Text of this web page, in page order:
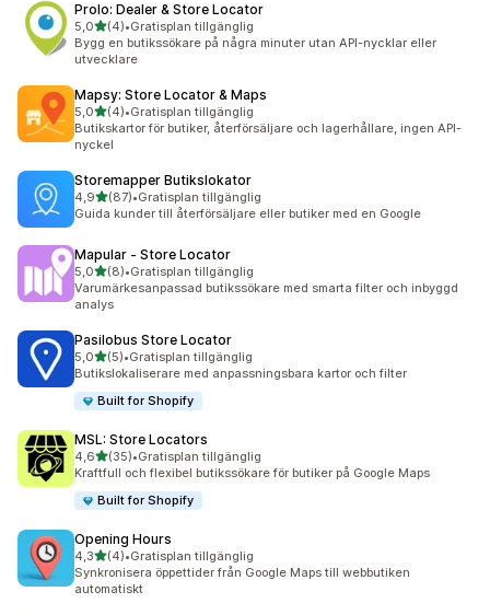
Prolo: Dealer & Store Locator
5,0av 5 stjärnor
(4)
4 recensioner totalt
•Gratisplan tillgänglig
Bygg en butikssökare på några minuter utan API-nycklar eller
utvecklare
Mapsy: Store Locator & Maps
5,0av 5 stjärnor
(4)
4 recensioner totalt
•Gratisplan tillgänglig
Butikskartor för butiker, återförsäljare och lagerhållare, ingen API-
nyckel
Storemapper Butikslokator
4,9av 5 stjärnor
(87)
87 recensioner totalt
•Gratisplan tillgänglig
Guida kunder till återförsäljare eller butiker med en Google
Mapular ‑ Store Locator
5,0av 5 stjärnor
(8)
8 recensioner totalt
•Gratisplan tillgänglig
Varumärkesanpassad butikssökare med smarta filter och inbyggd
analys
Pasilobus Store Locator
5,0av 5 stjärnor
(5)
5 recensioner totalt
•Gratisplan tillgänglig
Butikslokaliserare med anpassningsbara kartor och filter
Built for Shopify
MSL: Store Locators
4,6av 5 stjärnor
(35)
35 recensioner totalt
•Gratisplan tillgänglig
Kraftfull och flexibel butikssökare för butiker på Google Maps
Built for Shopify
Opening Hours
4,3av 5 stjärnor
(4)
4 recensioner totalt
•Gratisplan tillgänglig
Synkronisera öppettider från Google Maps till webbutiken
automatiskt